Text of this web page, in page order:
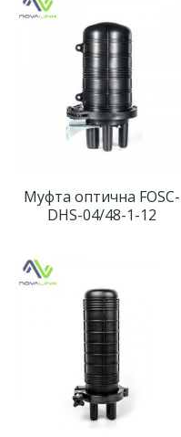
Муфта оптична FOSC-
DHS-04/48-1-12